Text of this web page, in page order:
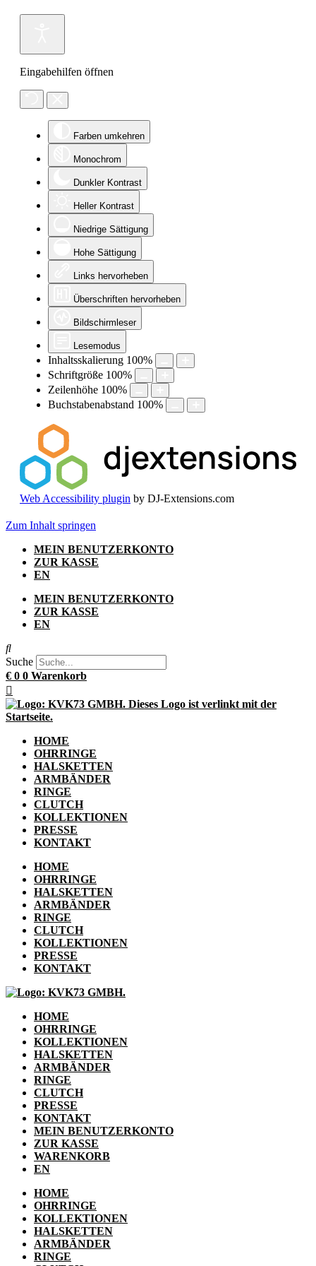
Eingabehilfen öffnen
Farben umkehren
Monochrom
Dunkler Kontrast
Heller Kontrast
Niedrige Sättigung
Hohe Sättigung
Links hervorheben
Überschriften hervorheben
Bildschirmleser
Lesemodus
Inhaltsskalierung 100%
Schriftgröße 100%
Zeilenhöhe 100%
Buchstabenabstand 100%
Web Accessibility plugin by DJ-Extensions.com
Zum Inhalt springen
MEIN BENUTZERKONTO
ZUR KASSE
EN
MEIN BENUTZERKONTO
ZUR KASSE
EN
Suche
€ 0 0 Warenkorb
HOME
OHRRINGE
HALSKETTEN
ARMBÄNDER
RINGE
CLUTCH
KOLLEKTIONEN
PRESSE
KONTAKT
HOME
OHRRINGE
HALSKETTEN
ARMBÄNDER
RINGE
CLUTCH
KOLLEKTIONEN
PRESSE
KONTAKT
HOME
OHRRINGE
KOLLEKTIONEN
HALSKETTEN
ARMBÄNDER
RINGE
CLUTCH
PRESSE
KONTAKT
MEIN BENUTZERKONTO
ZUR KASSE
WARENKORB
EN
HOME
OHRRINGE
KOLLEKTIONEN
HALSKETTEN
ARMBÄNDER
RINGE